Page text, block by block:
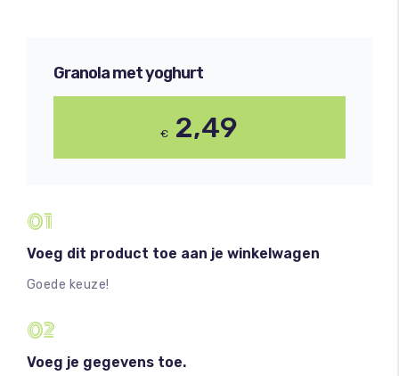
Granola met yoghurt
€ 2,49
01
Voeg dit product toe aan je winkelwagen
Goede keuze!
02
Voeg je gegevens toe.